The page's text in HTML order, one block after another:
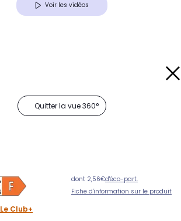
Voir les vidéos
Quitter la vue 360°
dont 2,56€d'éco-part.
Fiche d'information sur le produit
Le Club+